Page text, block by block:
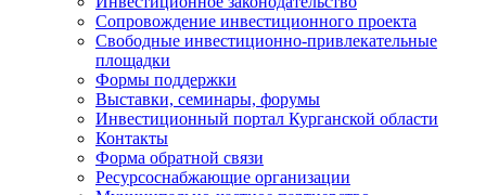
Сопровождение инвестиционного проекта
Свободные инвестиционно-привлекательные
площадки
Формы поддержки
Выставки, семинары, форумы
Инвестиционный портал Курганской области
Контакты
Форма обратной связи
Ресурсоснабжающие организации